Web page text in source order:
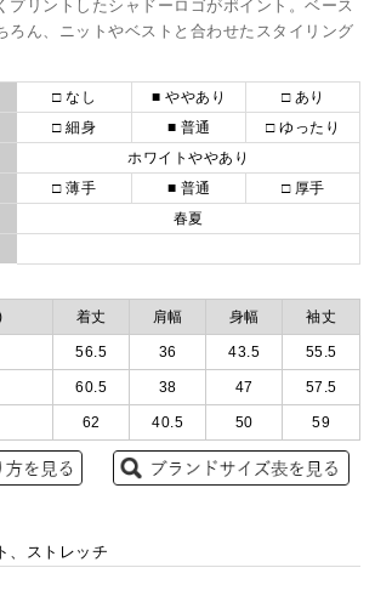
プリントしたシャドーロゴがポイント。ベース
ろん、ニットやベストと合わせたスタイリング
□ なし ■ ややあり
□ あり
□ 細身 ■ 普通
□ ゆったり
ホワイトややあり
□ 薄手 ■ 普通
□ 厚手
春夏
着丈 肩幅 身幅 袖丈
56.5 36 43.5 55.5
60.5 38 47 57.5
62 40.5 50 59
、ストレッチ